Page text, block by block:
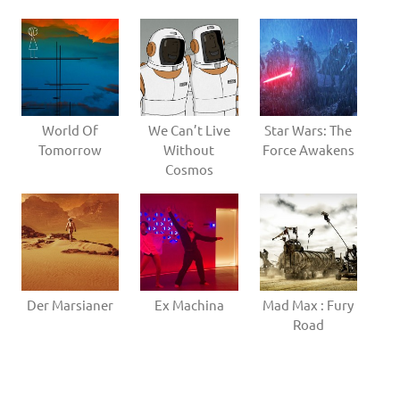
World Of
Tomorrow
We Can’t Live
Without
Cosmos
Star Wars: The
Force Awakens
Der Marsianer Ex Machina
Mad Max : Fury
Road